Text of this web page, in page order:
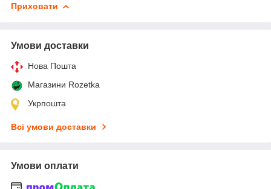
Приховати
Умови доставки
Нова Пошта
Магазини Rozetka
Укрпошта
Всі умови доставки
Умови оплати